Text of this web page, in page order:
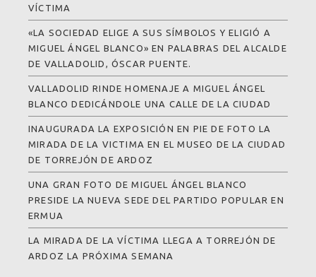
VÍCTIMA
«LA SOCIEDAD ELIGE A SUS SÍMBOLOS Y ELIGIÓ A
MIGUEL ÁNGEL BLANCO» EN PALABRAS DEL ALCALDE
DE VALLADOLID, ÓSCAR PUENTE.
VALLADOLID RINDE HOMENAJE A MIGUEL ÁNGEL
BLANCO DEDICÁNDOLE UNA CALLE DE LA CIUDAD
INAUGURADA LA EXPOSICIÓN EN PIE DE FOTO LA
MIRADA DE LA VICTIMA EN EL MUSEO DE LA CIUDAD
DE TORREJÓN DE ARDOZ
UNA GRAN FOTO DE MIGUEL ÁNGEL BLANCO
PRESIDE LA NUEVA SEDE DEL PARTIDO POPULAR EN
ERMUA
LA MIRADA DE LA VÍCTIMA LLEGA A TORREJÓN DE
ARDOZ LA PRÓXIMA SEMANA